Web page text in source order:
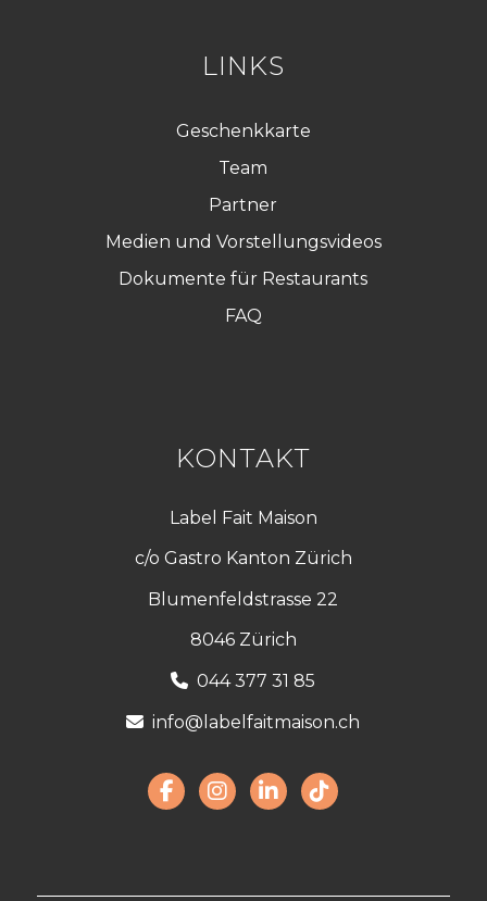
LINKS
Geschenkkarte
Team
Partner
Medien und Vorstellungsvideos
Dokumente für Restaurants
FAQ
KONTAKT
Label Fait Maison
c/o Gastro Kanton Zürich
Blumenfeldstrasse 22
8046 Zürich
044 377 31 85
info@labelfaitmaison.ch